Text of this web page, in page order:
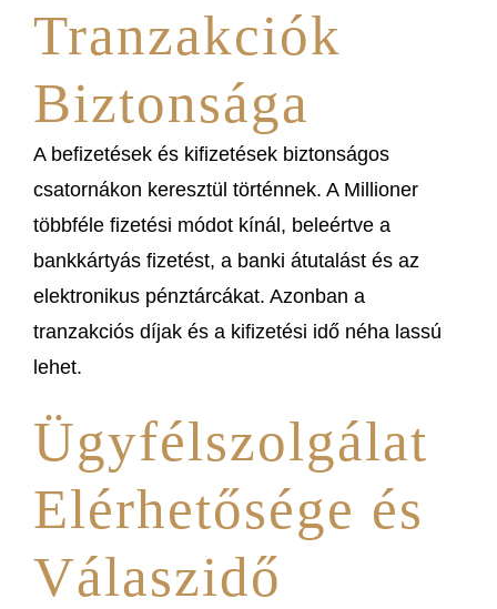
Tranzakciók
Biztonsága
A befizetések és kifizetések biztonságos
csatornákon keresztül történnek. A Millioner
többféle fizetési módot kínál, beleértve a
bankkártyás fizetést, a banki átutalást és az
elektronikus pénztárcákat. Azonban a
tranzakciós díjak és a kifizetési idő néha lassú
lehet.
Ügyfélszolgálat
Elérhetősége és
Válaszidő